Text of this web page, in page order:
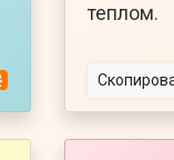
теплом.